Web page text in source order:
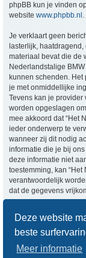
Deze website
beste
Meer informatie
phpBB kun je vinden
website www.phpbb.nl .
Je verklaart geen
lasterlijk,
materiaal bevat die de
Nederlandstalige
kunnen schenden.
je met onmiddellijke
Tevens kan je
worden opgeslagen
mee akkoord dat “Het
ieder onderwerp te
wanneer zij dit nodig
informatie die je bij
deze informatie niet
toestemming, kan
verantwoordelijk
dat de gegevens
Forumoverzicht